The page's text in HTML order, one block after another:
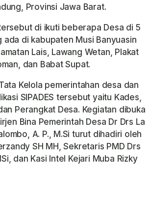
Provinsi Jawa Barat.
di ikuti beberapa Desa di 5
ada di kabupaten Musi Banyuasin
Lais, Lawang Wetan, Plakat
dan Babat Supat.
Kelola pemerintahan desa dan
SIPADES tersebut yaitu Kades,
Perangkat Desa. Kegiatan dibuka
Bina Pemerintah Desa Dr Drs La
A. P., M.Si turut dihadiri oleh
SH MH, Sekretaris PMD Drs
dan Kasi Intel Kejari Muba Rizky